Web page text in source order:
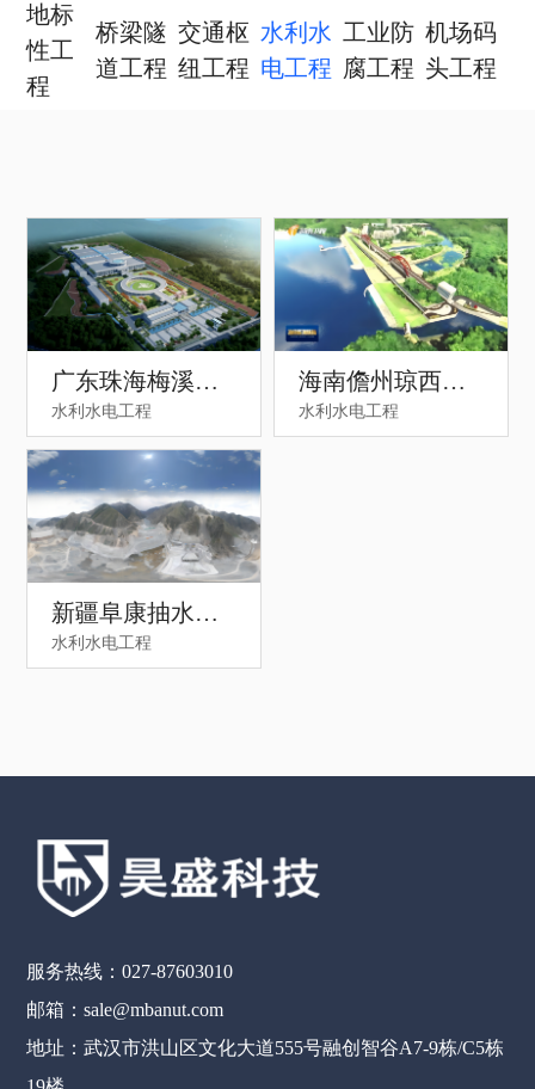
地标
性工
程
桥梁隧
道工程
交通枢
纽工程
水利水
电工程
工业防
腐工程
机场码
头工程
广东珠海梅溪水
厂工程
水利水电工程
海南儋州琼西北
供水工程一标施
水利水电工程
新疆阜康抽水蓄
能电站
水利水电工程
服务热线：027-87603010
邮箱：sale@mbanut.com
地址：武汉市洪山区文化大道555号融创智谷A7-9栋/C5栋